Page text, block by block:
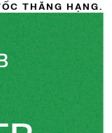
THĂNG HẠNG.